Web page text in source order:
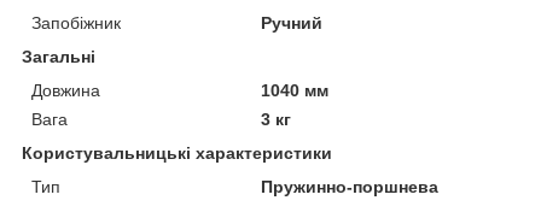
Запобіжник
Ручний
Загальні
Довжина
1040 мм
Вага
3 кг
Користувальницькі характеристики
Тип
Пружинно-поршнева